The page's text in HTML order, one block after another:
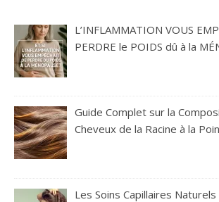
L’INFLAMMATION VOUS
PERDRE le POIDS dû à la
Guide Complet sur la
Cheveux de la Racine à la
Les Soins Capillaires